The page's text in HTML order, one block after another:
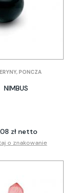
PONCZA
NIMBUS
zł netto
o znakowanie